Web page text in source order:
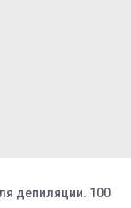
депиляции. 100